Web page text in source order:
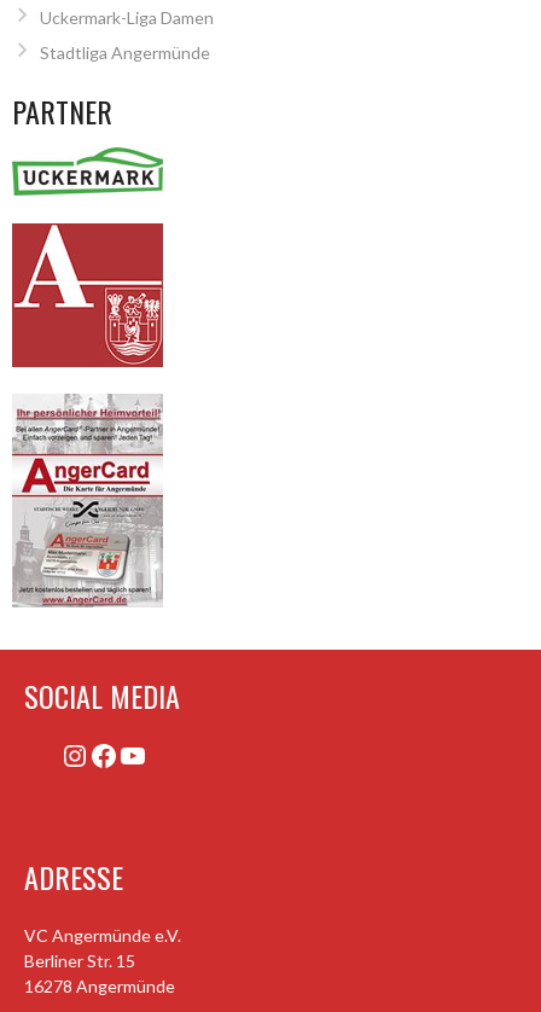
Uckermark-Liga Damen
Stadtliga Angermünde
PARTNER
SOCIAL MEDIA
Instagram
Facebook
YouTube
ADRESSE
VC Angermünde e.V.
Berliner Str. 15
16278 Angermünde